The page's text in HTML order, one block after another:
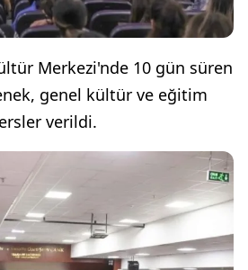
Merkezi'nde 10 gün süren
genel kültür ve eğitim
verildi.